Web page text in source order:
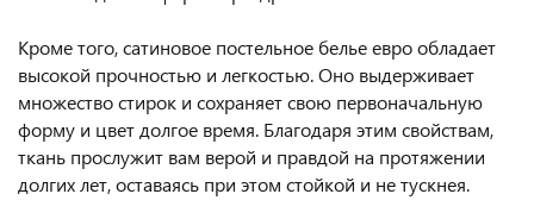
Кроме того, сатиновое постельное белье евро обладает
высокой прочностью и легкостью. Оно выдерживает
множество стирок и сохраняет свою первоначальную
форму и цвет долгое время. Благодаря этим свойствам,
ткань прослужит вам верой и правдой на протяжении
долгих лет, оставаясь при этом стойкой и не тускнея.